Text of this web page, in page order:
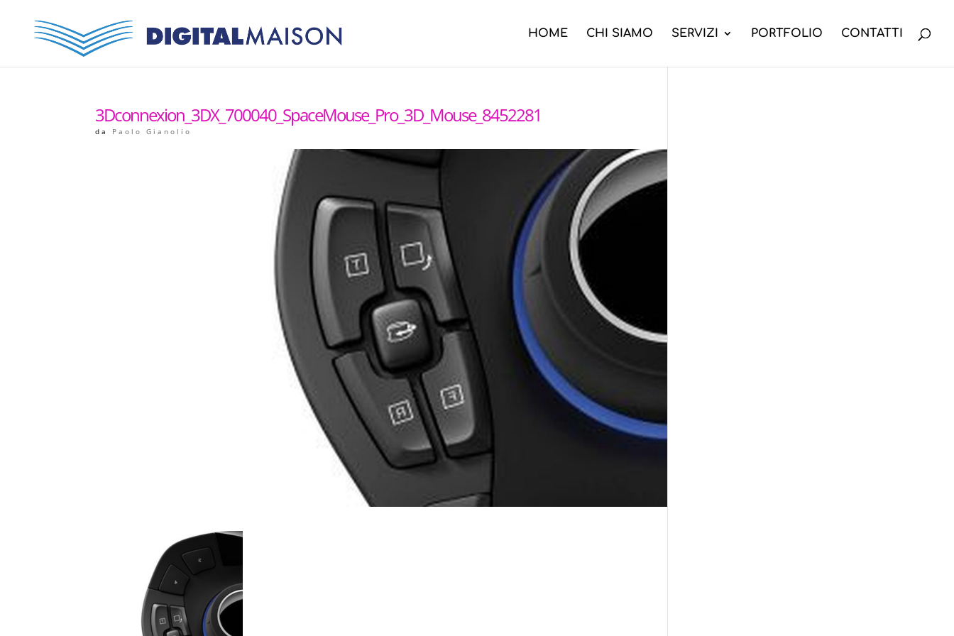
HOME CHI SIAMO SERVIZI PORTFOLIO CONTATTI
3Dconnexion_3DX_700040_SpaceMouse_Pro_3D_Mouse_8452281
da Paolo Gianolio